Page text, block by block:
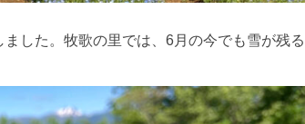
した。牧歌の里では、6月の今でも雪が残る